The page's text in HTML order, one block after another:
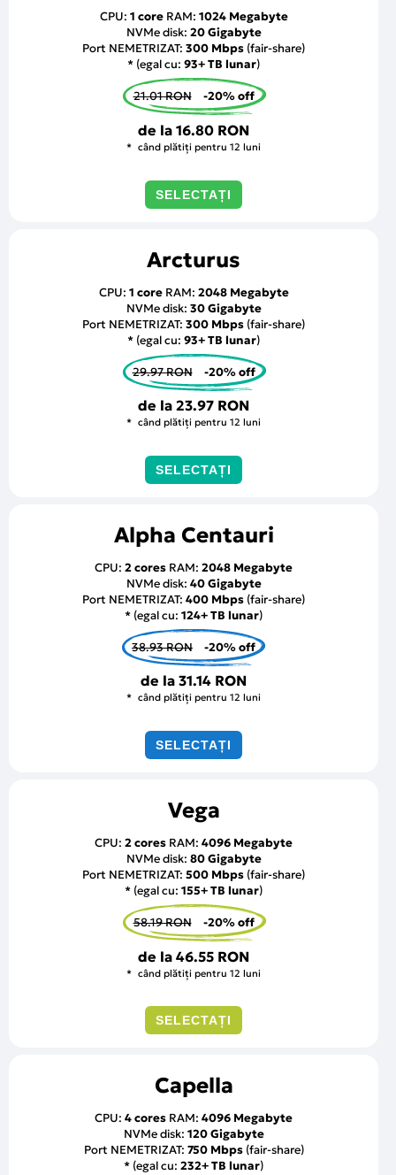
CPU: 1 coreRAM: 1024 Megabyte
NVMe disk: 20 Gigabyte
Port NEMETRIZAT: 300 Mbps (fair-share)
* (egal cu: 93+ TB lunar)
21.01 RON -20% off
de la 16.80 RON
când plătiți pentru 12 luni
SELECTAȚI
Arcturus
CPU: 1 coreRAM: 2048 Megabyte
NVMe disk: 30 Gigabyte
Port NEMETRIZAT: 300 Mbps (fair-share)
* (egal cu: 93+ TB lunar)
29.97 RON -20% off
de la 23.97 RON
când plătiți pentru 12 luni
SELECTAȚI
Alpha Centauri
CPU: 2 cores RAM: 2048 Megabyte
NVMe disk: 40 Gigabyte
Port NEMETRIZAT: 400 Mbps (fair-share)
* (egal cu: 124+ TB lunar)
38.93 RON -20% off
de la 31.14 RON
când plătiți pentru 12 luni
SELECTAȚI
Vega
CPU: 2 cores RAM: 4096 Megabyte
NVMe disk: 80 Gigabyte
Port NEMETRIZAT: 500 Mbps (fair-share)
* (egal cu: 155+ TB lunar)
58.19 RON -20% off
de la 46.55 RON
când plătiți pentru 12 luni
SELECTAȚI
Capella
CPU: 4 cores RAM: 4096 Megabyte
NVMe disk: 120 Gigabyte
Port NEMETRIZAT: 750 Mbps(fair-share)
* (egal cu: 232+ TB lunar)